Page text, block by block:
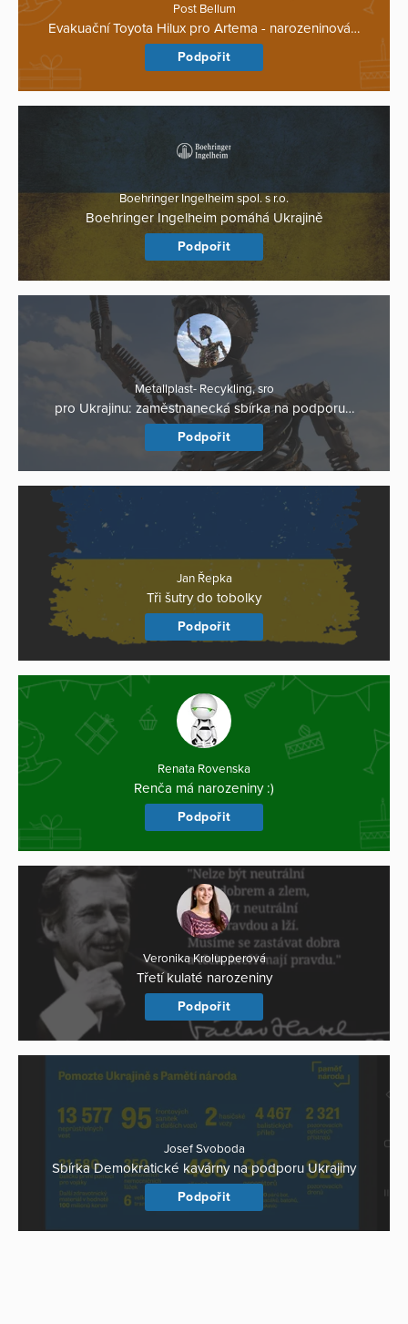
Post Bellum
Evakuační Toyota Hilux pro Artema - narozeninová…
Podpořit
Boehringer Ingelheim spol. s r.o.
Boehringer Ingelheim pomáhá Ukrajině
Podpořit
Metallplast- Recykling, sro
pro Ukrajinu: zaměstnanecká sbírka na podporu…
Podpořit
Jan Řepka
Tři šutry do tobolky
Podpořit
Renata Rovenska
Renča má narozeniny :)
Podpořit
Veronika Krolupperová
Třetí kulaté narozeniny
Podpořit
Josef Svoboda
Sbírka Demokratické kavárny na podporu Ukrajiny
Podpořit